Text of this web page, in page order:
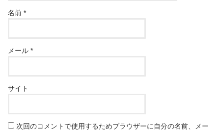
名前*
メール*
サイト
次回のコメントで使用するためブラウザーに自分の名前、メー